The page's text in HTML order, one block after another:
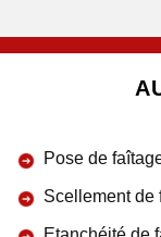
Pose de
Scellement de